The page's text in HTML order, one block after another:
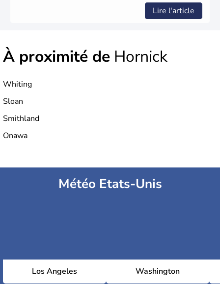
Lire l'article
À proximité de Hornick
Whiting
Sloan
Smithland
Onawa
Météo Etats-Unis
Los Angeles Washington